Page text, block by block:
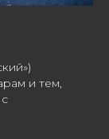
и тем,